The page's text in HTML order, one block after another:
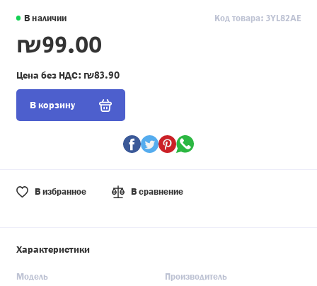
В наличии Код товара: 3YL82AE
₪99.00
Цена без НДС: ₪83.90
В корзину
В избранное В сравнение
Характеристики
Модель Производитель